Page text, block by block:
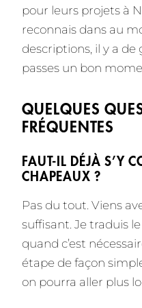
pour leurs projets à
reconnais dans au
descriptions, il y a
passes un bon
QUELQUES
FRÉQUENTES
FAUT-IL DÉJÀ S’Y
CHAPEAUX ?
Pas du tout. Viens
suffisant. Je traduis
quand c’est
étape de façon
on pourra aller plus